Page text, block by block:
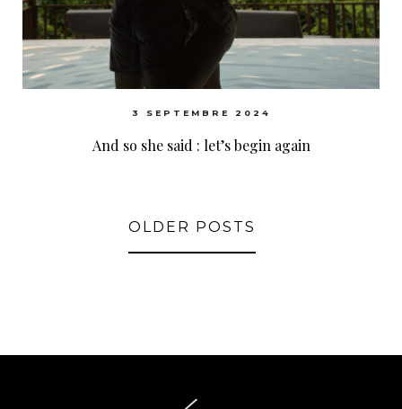
3 SEPTEMBRE 2024
And so she said : let’s begin again
OLDER POSTS